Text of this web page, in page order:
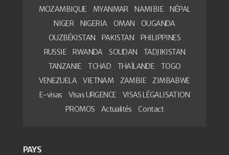
MOZAMBIQUE
MYANMAR NAMIBIE
NÉPAL
NIGER
NIGERIA OMAN
OUGANDA
OUZBÉKISTAN
PAKISTAN
PHILIPPINES
RUSSIE
RWANDA SOUDAN
TADJIKISTAN
TANZANIE
TCHAD THAÏLANDE
TOGO
VENEZUELA
VIETNAM ZAMBIE
ZIMBABWE
E-visas
Visas URGENCE
VISAS LÉGALISATION
PROMOS
Actualités Contact
PAYS